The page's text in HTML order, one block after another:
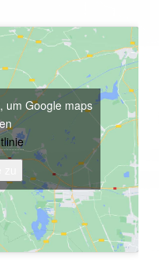
um Google maps